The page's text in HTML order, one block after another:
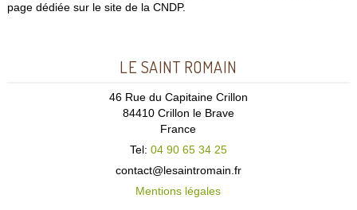
page dédiée sur le site de la CNDP.
LE SAINT ROMAIN
46 Rue du Capitaine Crillon
84410 Crillon le Brave
France
Tel: 04 90 65 34 25
contact@lesaintromain.fr
Mentions légales